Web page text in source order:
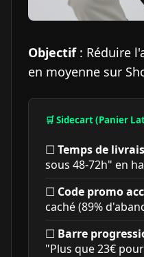
Objectif: Réduire
en moyenne sur
🛒 Sidecart (Panier
☐ Temps de
sous 48-72h" en
☐ Code promo
caché (89%
☐ Barre
"Plus que 23€